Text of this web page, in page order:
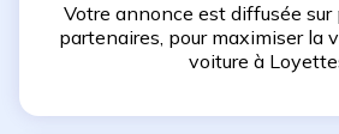
Votre annonce est diffusée sur
partenaires, pour maximiser la
voiture à